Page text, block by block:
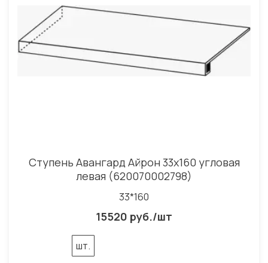
Ступень Авангард Айрон 33x160 угловая
левая (620070002798)
33*160
15520 руб./шт
шт.